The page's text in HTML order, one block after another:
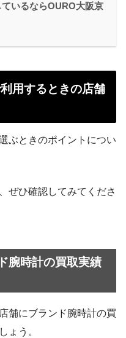
いるならOURO大阪京
用するときの店舗
ぶときのポイントについ
ぜひ確認してみてくださ
腕時計の買取実績
舗にブランド腕時計の買
ょう。